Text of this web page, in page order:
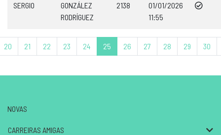
SERGIO
GONZÁLEZ
RODRÍGUEZ
2138
01/01/2026
11:55
20 21 22 23 24 25 26 27 28 29 30
NOVAS
CARREIRAS AMIGAS